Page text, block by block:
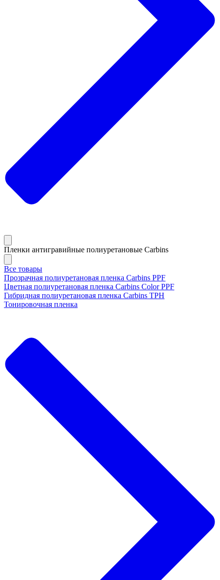
Пленки антигравийные полиуретановые Carbins
Все товары
Прозрачная полиуретановая пленка Carbins PPF
Цветная полиуретановая пленка Carbins Color PPF
Гибридная полиуретановая пленка Carbins TPH
Тонировочная пленка